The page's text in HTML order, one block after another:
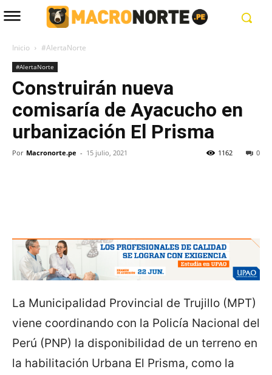
Inicio #AlertaNorte
#AlertaNorte
Construirán nueva
comisaría de Ayacucho en
urbanización El Prisma
Por Macronorte.pe - 15 julio, 2021 0
1162
La Municipalidad Provincial de Trujillo (MPT)
viene coordinando con la Policía Nacional del
Perú (PNP) la disponibilidad de un terreno en
la habilitación Urbana El Prisma, como la